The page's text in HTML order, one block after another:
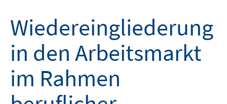
Wiedereingliederung
in den Arbeitsmarkt
im Rahmen